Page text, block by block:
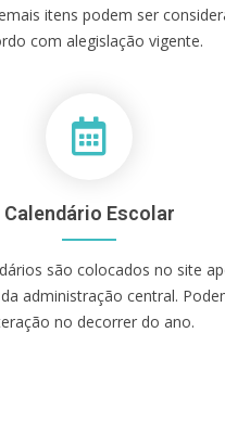
itens podem ser
com alegislação vigente.
Calendário Escolar
são colocados no site
administração central.
no decorrer do ano.